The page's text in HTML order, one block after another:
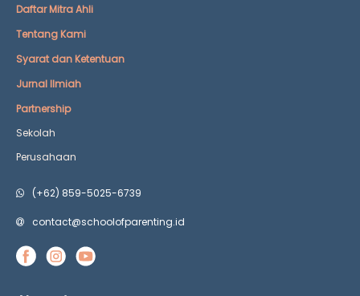
Daftar Mitra Ahli
Tentang Kami
Syarat dan Ketentuan
Jurnal Ilmiah
Partnership
Sekolah
Perusahaan
(+62) 859-5025-6739
contact@schoolofparenting.id